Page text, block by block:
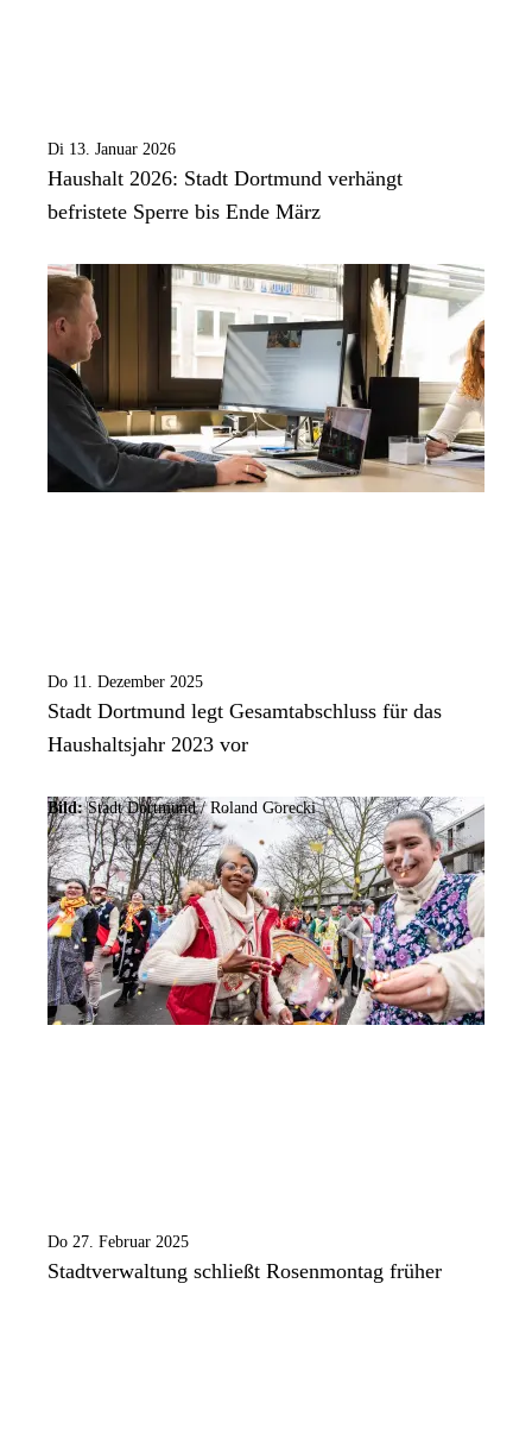
Di 13. Januar 2026
Haushalt 2026: Stadt Dortmund verhängt
befristete Sperre bis Ende März
Do 11. Dezember 2025
Stadt Dortmund legt Gesamtabschluss für das
Haushaltsjahr 2023 vor
Bild:Stadt Dortmund / Roland Gorecki
Do 27. Februar 2025
Stadtverwaltung schließt Rosenmontag früher